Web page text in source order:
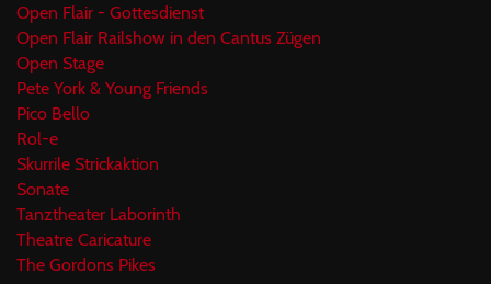
Open Flair - Gottesdienst
Open Flair Railshow in den Cantus Zügen
Open Stage
Pete York & Young Friends
Pico Bello
Rol-e
Skurrile Strickaktion
Sonate
Tanztheater Laborinth
Theatre Caricature
The Gordons Pikes